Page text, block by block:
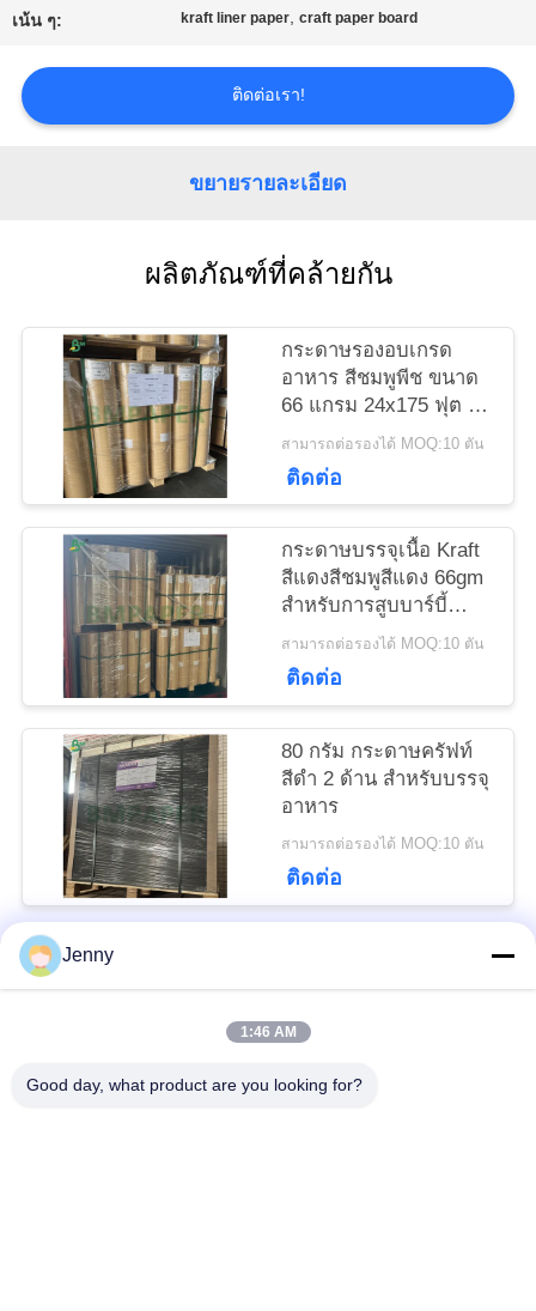
เรา
ข่าว
เว็บไซต์
PRIVACY
POLICY
เน้น ๆ: kraft liner paper,craft paper board
ติดต่อเรา!
ขยายรายละเอียด
ผลิตภัณฑ์ที่คล้ายกัน
กระดาษรองอบเกรด
อาหาร สีชมพูพีช ขนาด
66 แกรม 24x175 ฟุต ได้
รับการรับรองจาก FDA
สามารถต่อรองได้ MOQ:10 ตัน
ติดต่อ
กระดาษบรรจุเนื้อ Kraft
สีแดงสีชมพูสีแดง 66gm
สําหรับการสูบบาร์บี้
18x175'
สามารถต่อรองได้ MOQ:10 ตัน
ติดต่อ
80 กรัม กระดาษครัฟท์
สีดํา 2 ด้าน สําหรับบรรจุ
อาหาร
สามารถต่อรองได้ MOQ:10 ตัน
ติดต่อ
หมวดหมู่ยอดนิยม
ขาว
น้ำตาล
Jenny
1:46 AM
Good day, what product are you looking for?